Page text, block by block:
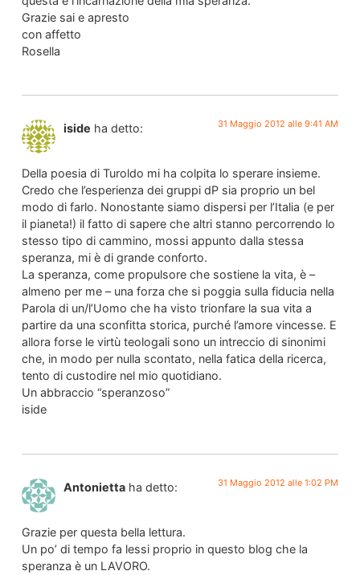
Grazie sai e apresto
con affetto
Rosella
iside ha detto: 31 Maggio 2012 alle 9:41 AM
Della poesia di Turoldo mi ha colpita lo sperare insieme.
Credo che l’esperienza dei gruppi dP sia proprio un bel
modo di farlo. Nonostante siamo dispersi per l’Italia (e per
il pianeta!) il fatto di sapere che altri stanno percorrendo lo
stesso tipo di cammino, mossi appunto dalla stessa
speranza, mi è di grande conforto.
La speranza, come propulsore che sostiene la vita, è –
almeno per me – una forza che si poggia sulla fiducia nella
Parola di un/l’Uomo che ha visto trionfare la sua vita a
partire da una sconfitta storica, purché l’amore vincesse. E
allora forse le virtù teologali sono un intreccio di sinonimi
che, in modo per nulla scontato, nella fatica della ricerca,
tento di custodire nel mio quotidiano.
Un abbraccio “speranzoso”
iside
Antonietta ha detto: 31 Maggio 2012 alle 1:02 PM
Grazie per questa bella lettura.
Un po’ di tempo fa lessi proprio in questo blog che la
speranza è un LAVORO.